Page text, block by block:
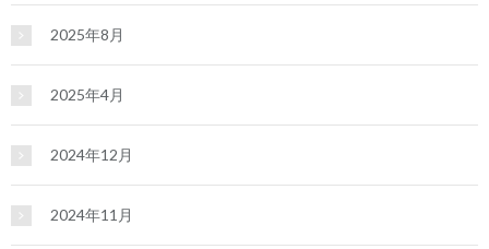
2025年8月
2025年4月
2024年12月
2024年11月